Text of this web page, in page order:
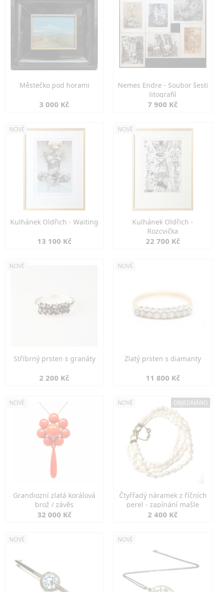
Městečko pod horami
3 000 Kč
Nemes Endre - Soubor šesti
litografií
7 900 Kč
NOVÉ
Kulhánek Oldřich - Waiting
13 100 Kč
NOVÉ
Kulhánek Oldřich -
Rozcvička
22 700 Kč
NOVÉ
Stříbrný prsten s granáty
2 200 Kč
NOVÉ
Zlatý prsten s diamanty
11 800 Kč
NOVÉ
Grandiozní zlatá korálová
brož / závěs
32 000 Kč
NOVÉ OBJEDNÁNO
Čtyřřadý náramek z říčních
perel - zapínání mašle
2 400 Kč
NOVÉ NOVÉ